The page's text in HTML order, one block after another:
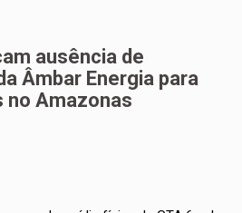
ausência de
Âmbar Energia para
no Amazonas